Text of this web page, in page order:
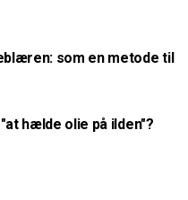
som en metode til
hælde olie på ilden"?